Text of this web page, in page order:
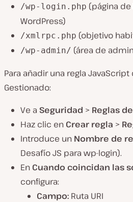
/wp-login.php (página
WordPress)
/xmlrpc.php (objetivo
/wp-admin/ (área de
Para añadir una regla
Gestionado:
Ve a Seguridad > Reglas
Haz clic en Crear regla >
Introduce un Nombre de
Desafío JS para wp-login).
En Cuando coincidan las
configura:
Campo: Ruta URI